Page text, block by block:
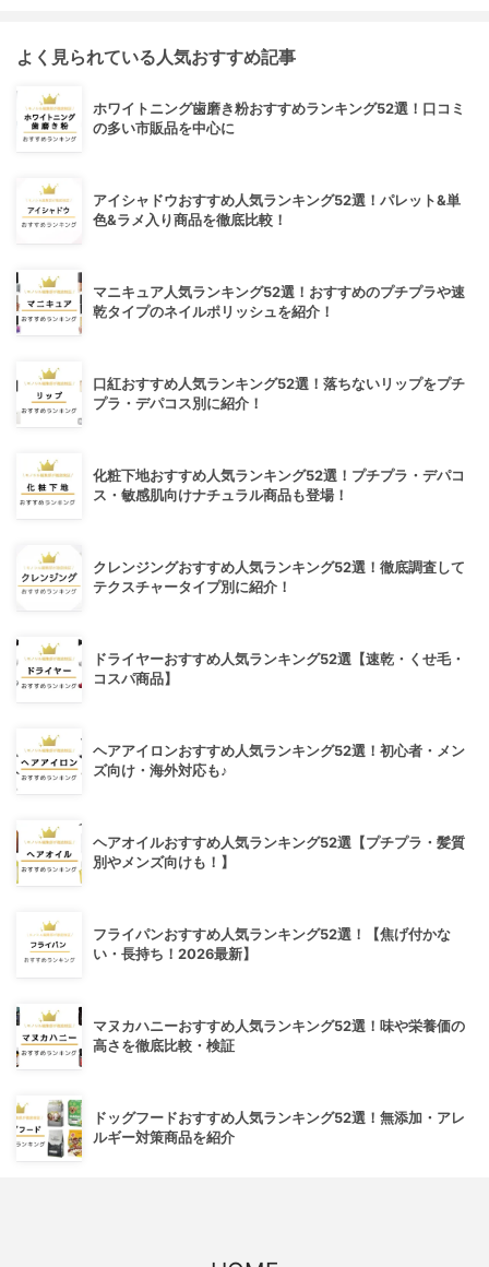
よく見られている人気おすすめ記事
ホワイトニング歯磨き粉おすすめランキング52選！口コミ
の多い市販品を中心に
アイシャドウおすすめ人気ランキング52選！パレット&単
色&ラメ入り商品を徹底比較！
マニキュア人気ランキング52選！おすすめのプチプラや速
乾タイプのネイルポリッシュを紹介！
口紅おすすめ人気ランキング52選！落ちないリップをプチ
プラ・デパコス別に紹介！
化粧下地おすすめ人気ランキング52選！プチプラ・デパコ
ス・敏感肌向けナチュラル商品も登場！
クレンジングおすすめ人気ランキング52選！徹底調査して
テクスチャータイプ別に紹介！
ドライヤーおすすめ人気ランキング52選【速乾・くせ毛・
コスパ商品】
ヘアアイロンおすすめ人気ランキング52選！初心者・メン
ズ向け・海外対応も♪
ヘアオイルおすすめ人気ランキング52選【プチプラ・髪質
別やメンズ向けも！】
フライパンおすすめ人気ランキング52選！【焦げ付かな
い・長持ち！2026最新】
マヌカハニーおすすめ人気ランキング52選！味や栄養価の
高さを徹底比較・検証
ドッグフードおすすめ人気ランキング52選！無添加・アレ
ルギー対策商品を紹介